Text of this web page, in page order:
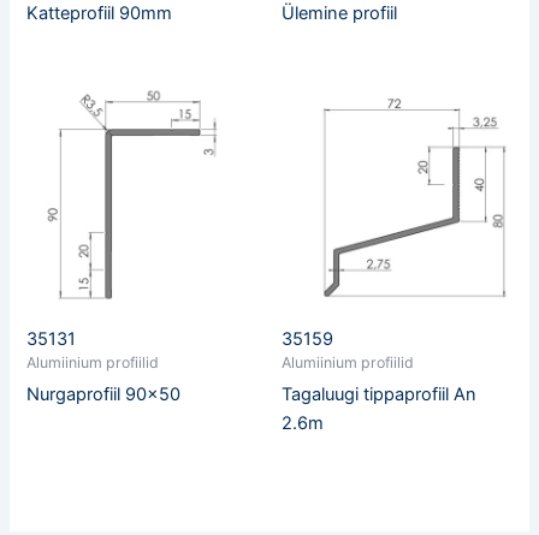
Katteprofiil 90mm Ülemine profiil
35131
Alumiinium profiilid
Nurgaprofiil 90×50
35159
Alumiinium profiilid
Tagaluugi tippaprofiil An
2.6m